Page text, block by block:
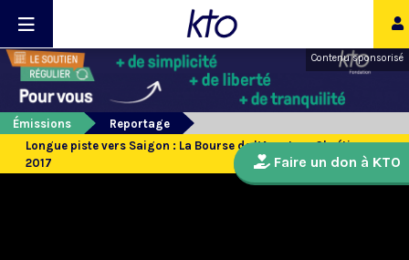
Contenu sponsorisé
Émissions
Reportage
Longue piste vers Saigon : La Bourse de l’Aventure Chrétienne
2017
Faire un don à KTO